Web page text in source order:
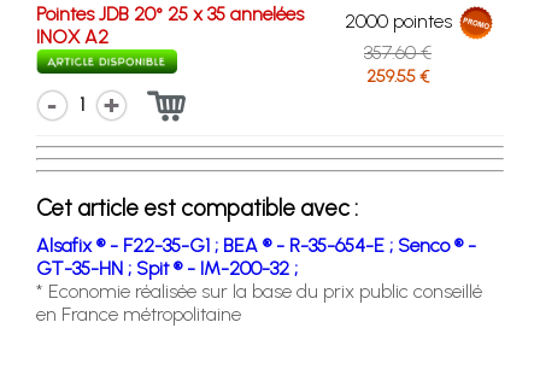
Pointes JDB 20° 25 x 35 annelées
INOX A2
2000 pointes
357.60 €
259.55 €
1
Cet article est compatible avec :
Alsafix ® - F22-35-G1 ; BEA ® - R-35-654-E ; Senco ® -
GT-35-HN ; Spit ® - IM-200-32 ;
* Economie réalisée sur la base du prix public conseillé
en France métropolitaine